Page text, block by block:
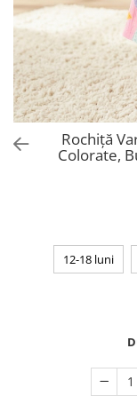
Rochiță
Colorate,
12-18 luni